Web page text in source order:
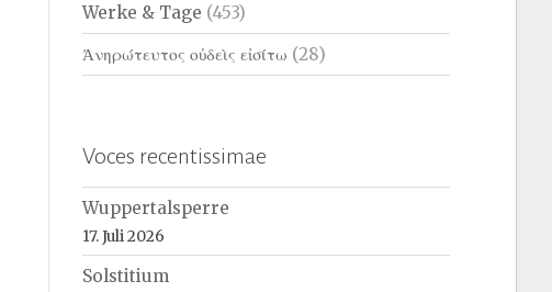
Werke & Tage (453)
Ἀνηρώτευτος οὐδεὶς εἰσίτω (28)
Voces recentissimae
Wuppertalsperre
17. Juli 2026
Solstitium